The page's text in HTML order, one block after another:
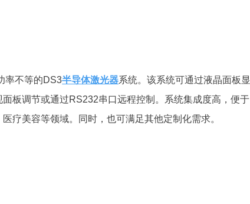
率不等的DS3半导体激光器系统。该系统可通过液晶面板显
板调节或通过RS232串口远程控制。系统集成度高，便于
疗美容等领域。同时，也可满足其他定制化需求。